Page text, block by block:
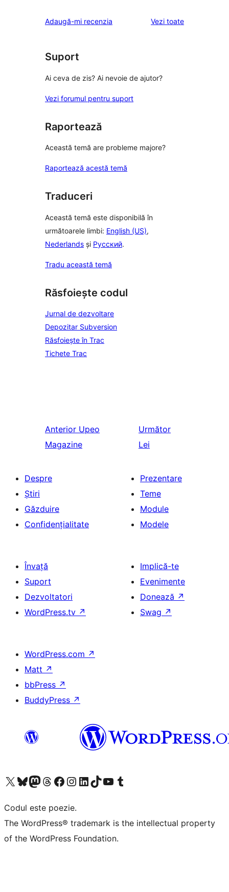
Adaugă-mi recenzia Vezi toaterecenziile
Suport
Ai ceva de zis? Ai nevoie de ajutor?
Vezi forumul pentru suport
Raportează
Această temă are probleme majore?
Raportează acestă temă
Traduceri
Această temă este disponibilă în
următoarele limbi: English (US),
Nederlands și Русский.
Tradu această temă
Răsfoiește codul
Jurnal de dezvoltare
Depozitar Subversion
Răsfoiește în Trac
Tichete Trac
Anterior Upeo
Magazine
Următor
Lei
Despre
Știri
Găzduire
Confidențialitate
Prezentare
Teme
Module
Modele
Învață
Suport
Dezvoltatori
WordPress.tv ↗
Implică-te
Evenimente
Donează ↗
Swag ↗
WordPress.com ↗
Matt ↗
bbPress ↗
BuddyPress ↗
Mergi la contul nostru X (fost Twitter)
Vizitează contul nostru Bluesky
Vizitează contul nostru Mastodon
Vizitează contul nostru Threads
Vizitează pagina noastră Facebook
Vizitează-ne pe Instagram
Vizitează-ne pe LinkedIn
Vizitează contul nostru TikTok
Vizitează canalul nostru YouTube
Vizitează contul nostru Tumblr
Codul este poezie.
The WordPress® trademark is the intellectual property
of the WordPress Foundation.